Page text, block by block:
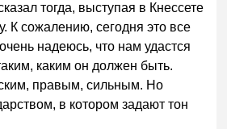
тогда, выступая в Кнессете
К сожалению, сегодня это все
надеюсь, что нам удастся
каким он должен быть.
правым, сильным. Но
в котором задают тон